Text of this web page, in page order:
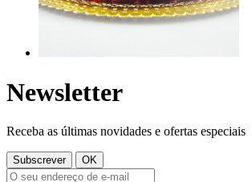
Newsletter
Receba as últimas novidades e ofertas especiais